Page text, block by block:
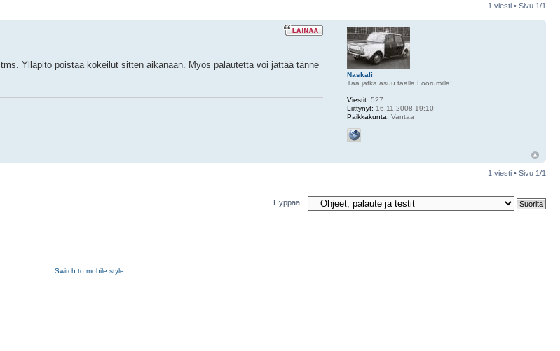
1 viesti • Sivu 1/1
Ylläpito poistaa kokeilut sitten aikanaan. Myös palautetta voi jättää tänne
Naskali
Tää jätkä asuu täällä Foorumilla!
Viestit: 527
Liittynyt: 16.11.2008 19:10
Paikkakunta: Vantaa
1 viesti • Sivu 1/1
Hyppää:
Switch to mobile style